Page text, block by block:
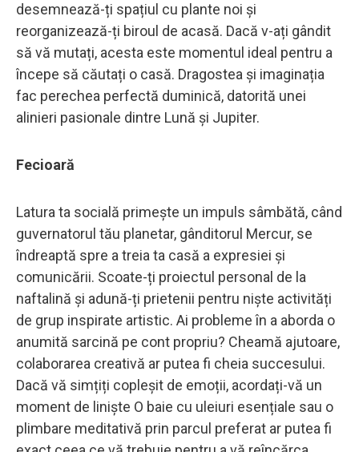
desemnează-ți spațiul cu plante noi și
reorganizează-ți biroul de acasă. Dacă v-ați gândit
să vă mutați, acesta este momentul ideal pentru a
începe să căutați o casă. Dragostea și imaginația
fac perechea perfectă duminică, datorită unei
alinieri pasionale dintre Lună și Jupiter.
Fecioară
Latura ta socială primește un impuls sâmbătă, când
guvernatorul tău planetar, gânditorul Mercur, se
îndreaptă spre a treia ta casă a expresiei și
comunicării. Scoate-ți proiectul personal de la
naftalină și adună-ți prietenii pentru niște activități
de grup inspirate artistic. Ai probleme în a aborda o
anumită sarcină pe cont propriu? Cheamă ajutoare,
colaborarea creativă ar putea fi cheia succesului.
Dacă vă simțiți copleșit de emoții, acordați-vă un
moment de liniște O baie cu uleiuri esențiale sau o
plimbare meditativă prin parcul preferat ar putea fi